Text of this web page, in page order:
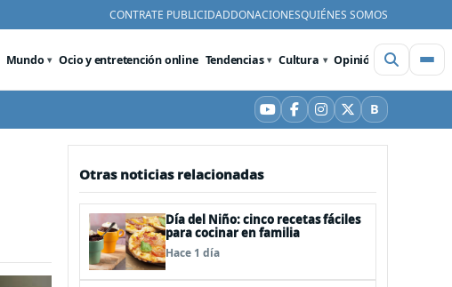
CONTRATE PUBLICIDADDONACIONESQUIÉNES SOMOS
Mundo Ocio y entretención online Tendencias Cultura Opinión Videos
YouTube
Facebook
Instagram
X BBluesky
Otras noticias relacionadas
Día del Niño: cinco recetas fáciles
para cocinar en familia
Hace 1 día